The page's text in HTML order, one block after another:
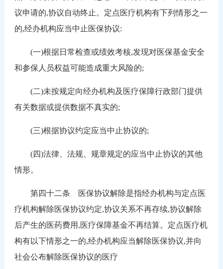
议申请的,协议自动终止。定点医疗机构有下列情形之一
的,经办机构应当中止医保协议:
(一)根据日常检查或绩效考核,发现对医保基金安全
和参保人员权益可能造成重大风险的;
(二)未按规定向经办机构及医疗保障行政部门提供
有关数据或提供数据不真实的;
(三)根据协议约定应当中止协议的;
(四)法律、法规、规章规定的应当中止协议的其他
情形。
第四十二条 医保协议解除是指经办机构与定点医
疗机构解除医保协议约定,协议关系不再存续,协议解除
后产生的医药费用,医疗保障基金不再结算。定点医疗机
构有以下情形之一的,经办机构应当解除医保协议,并向
社会公布解除医保协议的医疗